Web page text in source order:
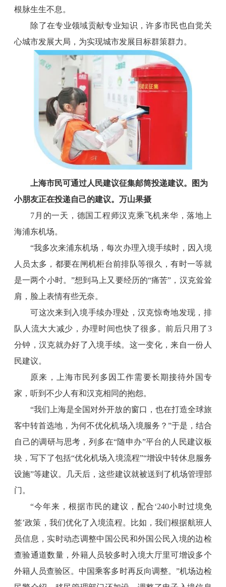
根脉生生不息。
除了在专业领域贡献专业知识，许多市民也自觉关
心城市发展大局，为实现城市发展目标群策群力。
上海市民可通过人民建议征集邮筒投递建议。图为
小朋友正在投递自己的建议。万山果摄
7月的一天，德国工程师汉克乘飞机来华，落地上
海浦东机场。
“我多次来浦东机场，每次办理入境手续时，因入境
人员太多，都要在闸机柜台前排队等很久，有时一等就
是一两个小时。”想到马上又要经历的“痛苦”，汉克耸耸
肩，脸上表情有些无奈。
可这次来到入境手续办理处，汉克惊奇地发现，排
队人流大大减少，办理时间也快了很多。前后只用了3
分钟，汉克就办好了入境手续。这一变化，来自一份人
民建议。
原来，上海市民列多因工作需要长期接待外国专
家，听到不少人有和汉克相同的抱怨。
“我们上海是全国对外开放的窗口，也在打造全球旅
客中转首选地，为何不优化机场入境服务？”于是，结合
自己的调研与思考，列多在“随申办”平台的人民建议板
块，写下了包括“优化机场入境流程”“增设中转休息服务
设施”等建议。几天后，这些建议就被送到了机场管理部
门。
“今年来，根据市民的建议，配合‘240小时过境免
签’政策，我们优化了入境流程。比如，我们根据航班人
员信息，实时动态调整中国公民和外国公民入境的边检
查验通道数量，外籍人员较多时入境大厅里可增设多个
外籍人员查验区。中国乘客多时再反向调整。”机场边检